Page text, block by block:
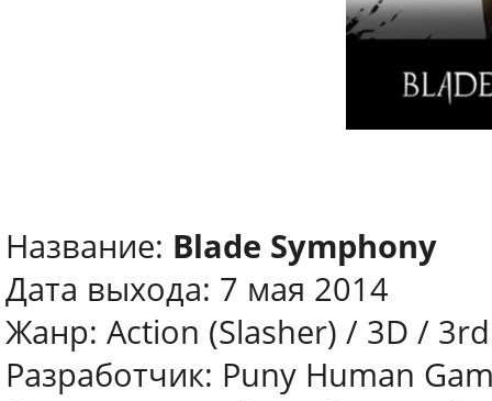
Название: Blade Symphony
Дата выхода: 7 мая 2014
Жанр: Action (Slasher) / 3D /
Разработчик: Puny Human